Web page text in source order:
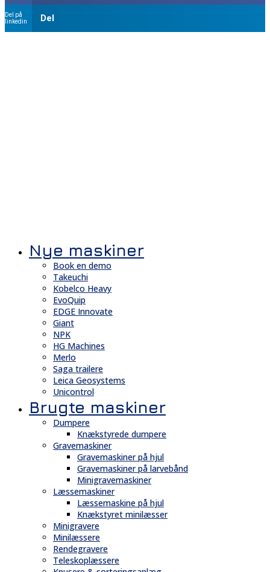
Del på
linkedin
Del
Nye maskiner
Book en demo
Takeuchi
Kobelco Heavy
EvoQuip
EDGE Innovate
Giant
NPK
HG Machines
Merlo
Saga trailere
Leica Geosystems
Unicontrol
Brugte maskiner
Dumpere
Knækstyrede dumpere
Gravemaskiner
Gravemaskiner på hjul
Gravemaskiner på larvebånd
Minigravemaskiner
Læssemaskiner
Læssemaskine på hjul
Knækstyret minilæsser
Minigravere
Minilæssere
Rendegravere
Teleskoplæssere